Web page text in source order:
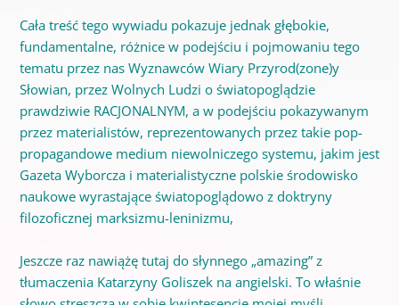
Cała treść tego wywiadu pokazuje jednak głębokie,
fundamentalne, różnice w podejściu i pojmowaniu tego
tematu przez nas Wyznawców Wiary Przyrod(zone)y
Słowian, przez Wolnych Ludzi o światopoglądzie
prawdziwie RACJONALNYM, a w podejściu pokazywanym
przez materialistów, reprezentowanych przez takie pop-
propagandowe medium niewolniczego systemu, jakim jest
Gazeta Wyborcza i materialistyczne polskie środowisko
naukowe wyrastające światopoglądowo z doktryny
filozoficznej marksizmu-leninizmu,
Jeszcze raz nawiążę tutaj do słynnego „amazing” z
tłumaczenia Katarzyny Goliszek na angielski. To właśnie